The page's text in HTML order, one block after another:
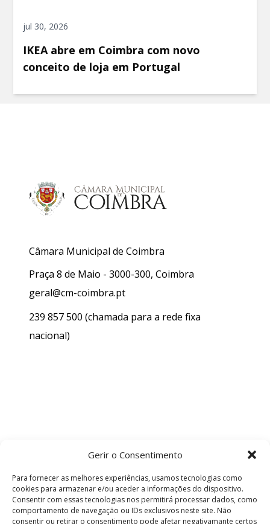
Gerir o Consentimento
Para fornecer as melhores experiências, usamos tecnologias como
cookies para armazenar e/ou aceder a informações do dispositivo.
Consentir com essas tecnologias nos permitirá processar dados, como
comportamento de navegação ou IDs exclusivos neste site. Não
consentir ou retirar o consentimento pode afetar negativamante certos
jul 30, 2026
IKEA abre em Coimbra com novo
conceito de loja em Portugal
Câmara Municipal de Coimbra
Praça 8 de Maio - 3000-300, Coimbra
geral@cm-coimbra.pt
239 857 500 (chamada para a rede fixa
nacional)